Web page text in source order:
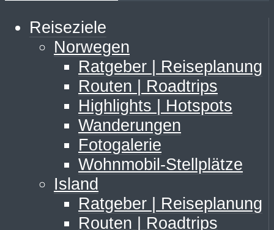
Reiseziele
Norwegen
Ratgeber | Reiseplanung
Routen | Roadtrips
Highlights | Hotspots
Wanderungen
Fotogalerie
Wohnmobil-Stellplätze
Island
Ratgeber | Reiseplanung
Routen | Roadtrips